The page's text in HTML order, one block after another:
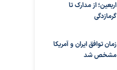
اربعین؛ از مدارک تا
گرمازدگی
زمان توافق ایران و آمریکا
مشخص شد